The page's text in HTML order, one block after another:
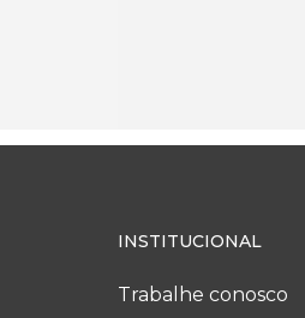
INSTITUCIONAL
Trabalhe conosco